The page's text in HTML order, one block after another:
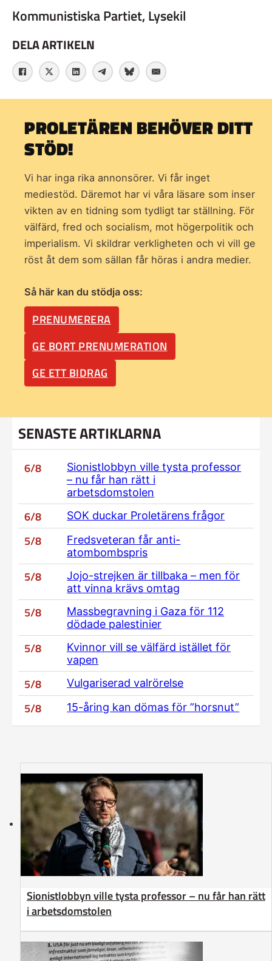
Kommunistiska Partiet, Lysekil
DELA ARTIKELN
PROLETÄREN BEHÖVER DITT
STÖD!
Vi har inga rika annonsörer. Vi får inget
mediestöd. Däremot har vi våra läsare som inser
vikten av en tidning som tydligt tar ställning. För
välfärd, fred och socialism, mot högerpolitik och
imperialism. Vi skildrar verkligheten och vi vill ge
röst åt dem som sällan får höras i andra medier.
Så här kan du stödja oss:
PRENUMERERA
GE BORT PRENUMERATION
GE ETT BIDRAG
SENASTE ARTIKLARNA
6/8
Sionistlobbyn ville tysta professor
– nu får han rätt i
arbetsdomstolen
6/8 SOK duckar Proletärens frågor
5/8
Fredsveteran får anti-
atombombspris
5/8
Jojo-strejken är tillbaka – men för
att vinna krävs omtag
5/8
Massbegravning i Gaza för 112
dödade palestinier
5/8
Kvinnor vill se välfärd istället för
vapen
5/8 Vulgariserad valrörelse
5/8 15-åring kan dömas för ”horsnut”
Sionistlobbyn ville tysta professor – nu får han rätt
i arbetsdomstolen